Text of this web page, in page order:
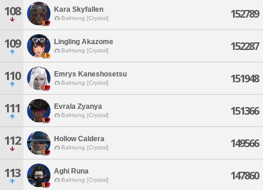
108 Kara Skyfallen
Balmung [Crystal] 152789
109 Lingling Akazome
Balmung [Crystal] 152287
110 Emrys Kaneshosetsu
Balmung [Crystal] 151948
111 Evrala Zyanya
Balmung [Crystal] 151366
112 Hollow Caldera
Balmung [Crystal] 149566
113 Aghi Runa
Balmung [Crystal] 147860